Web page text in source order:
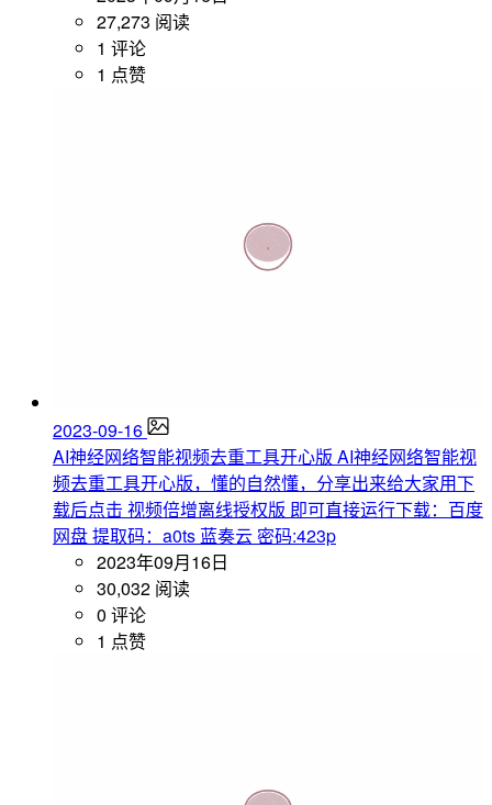
27,273 阅读
1 评论
1 点赞
2023-09-16
AI神经网络智能视频去重工具开心版 AI神经网络智能视
频去重工具开心版，懂的自然懂，分享出来给大家用下
载后点击 视频倍增离线授权版 即可直接运行下载：百度
网盘 提取码：a0ts 蓝奏云 密码:423p
2023年09月16日
30,032 阅读
0 评论
1 点赞